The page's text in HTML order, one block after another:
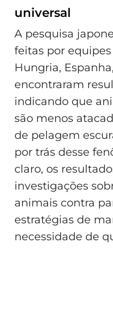
universal
A pesquisa
feitas por
Hungria,
encontraram
indicando que
são menos
de pelagem
por trás desse
claro, os
investigações
animais contra
estratégias de
necessidade de